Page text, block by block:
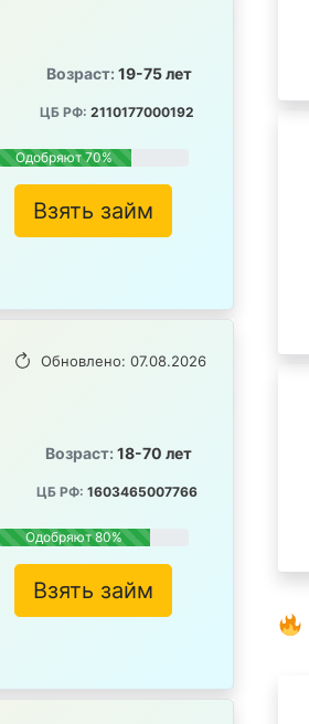
Возраст: 19-75 лет
ЦБ РФ: 2110177000192
Одобряют 70%
Взять займ
Обновлено: 07.08.2026
Возраст: 18-70 лет
ЦБ РФ: 1603465007766
Одобряют 80%
Взять займ